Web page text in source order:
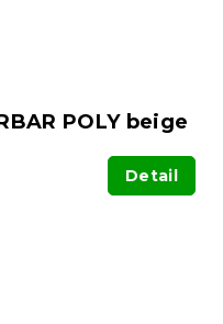
POLY beige
Detail